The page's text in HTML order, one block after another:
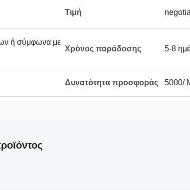
Τιμή
ή σύμφωνα με
Χρόνος παράδοσης 5-8
Δυνατότητα προσφοράς 5000/